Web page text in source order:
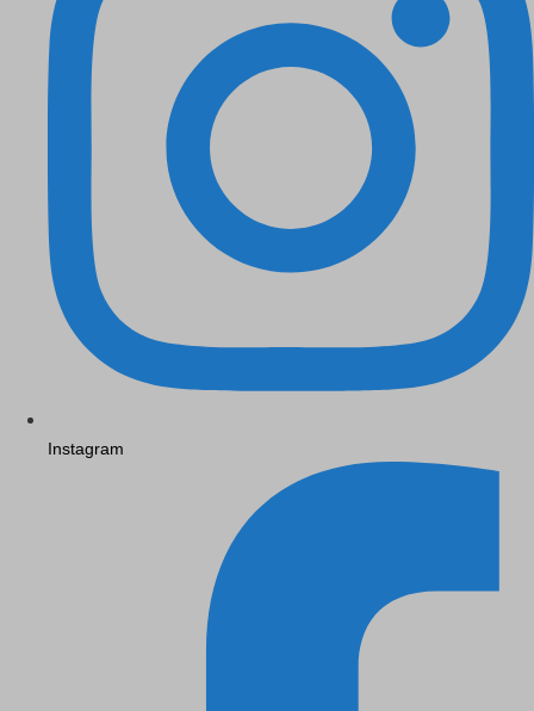
Instagram